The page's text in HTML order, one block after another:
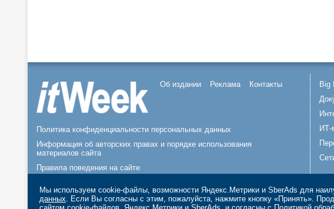
Об издании Реклама Контакты
Политика конфиденциальности персональных данных
Информация об авторских правах и порядке использования
материалов сайта
Правила поведения на сайте
Big
ИТ-
Мы используем cookie-файлы, возможности Яндекс.Метрики и SberAds для
данных. Если Вы согласны с этим, пожалуйста, нажмите кнопку «Принять».